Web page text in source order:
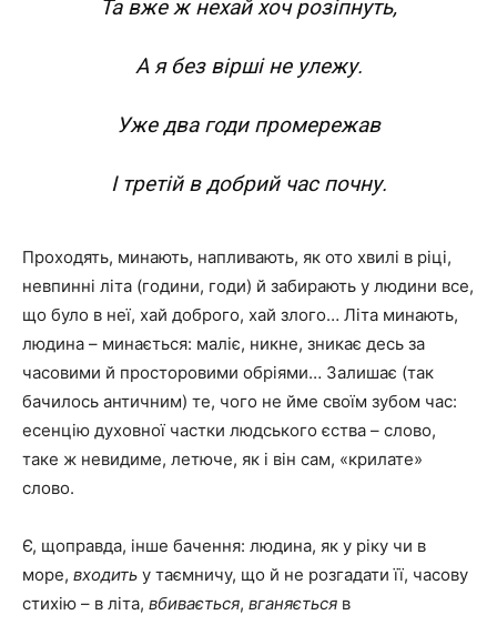
Та вже ж нехай хоч розіпнуть,
А я без вірші не улежу.
Уже два годи промережав
І третій в добрий час почну.
Проходять, минають, напливають, як ото хвилі в ріці,
невпинні літа (години, годи) й забирають у людини все,
що було в неї, хай доброго, хай злого… Літа минають,
людина – минається: маліє, никне, зникає десь за
часовими й просторовими обріями… Залишає (так
бачилось античним) те, чого не йме своїм зубом час:
есенцію духовної частки людського єства – слово,
таке ж невидиме, летюче, як і він сам, «крилате»
слово.
Є, щоправда, інше бачення: людина, як у ріку чи в
море, входить у таємничу, що й не розгадати її, часову
стихію – в літа, вбивається, вганяється в